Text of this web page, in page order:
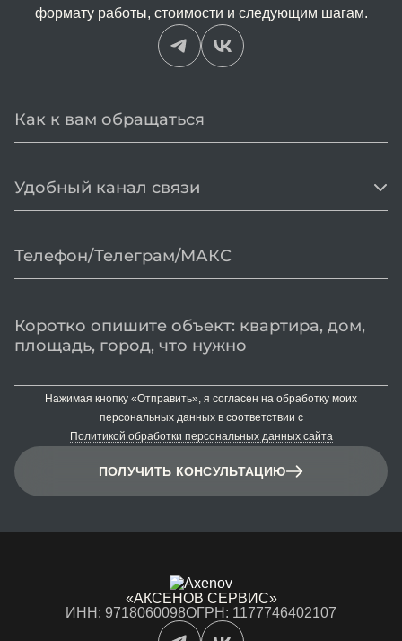
формату работы, стоимости и следующим шагам.
Удобный канал связи
ПОЛУЧИТЬ КОНСУЛЬТАЦИЮ
Нажимая кнопку «Отправить», я согласен на обработку моих
персональных данных в соответствии с
Политикой обработки персональных данных сайта
«АКСЕНОВ СЕРВИС»
ИНН: 9718060098ОГРН: 1177746402107